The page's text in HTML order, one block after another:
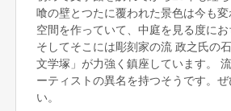
喰の壁とつたに覆われた景色は今も
空間を作っていて、中庭を見る度にお
そしてそこには彫刻家の流 政之氏の
文学塚」が力強く鎮座しています。
ーティストの異名を持つそうです。ぜ
い。